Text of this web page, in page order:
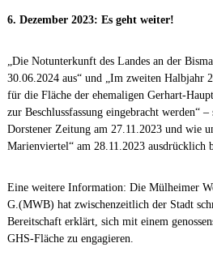
6. Dezember 2023: Es geht weiter!
„Die Notunterkunft des Landes an der
30.06.2024 aus“ und „Im zweiten Halbjahr
für die Fläche der ehemaligen Gerhart-
zur Beschlussfassung eingebracht werden“
Dorstener Zeitung am 27.11.2023 und wie
Marienviertel“ am 28.11.2023 ausdrücklich
Eine weitere Information: Die Mülheimer
G.(MWB) hat zwischenzeitlich der Stadt
Bereitschaft erklärt, sich mit einem
GHS-Fläche zu engagieren.